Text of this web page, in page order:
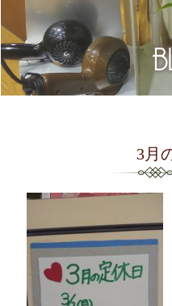
3月